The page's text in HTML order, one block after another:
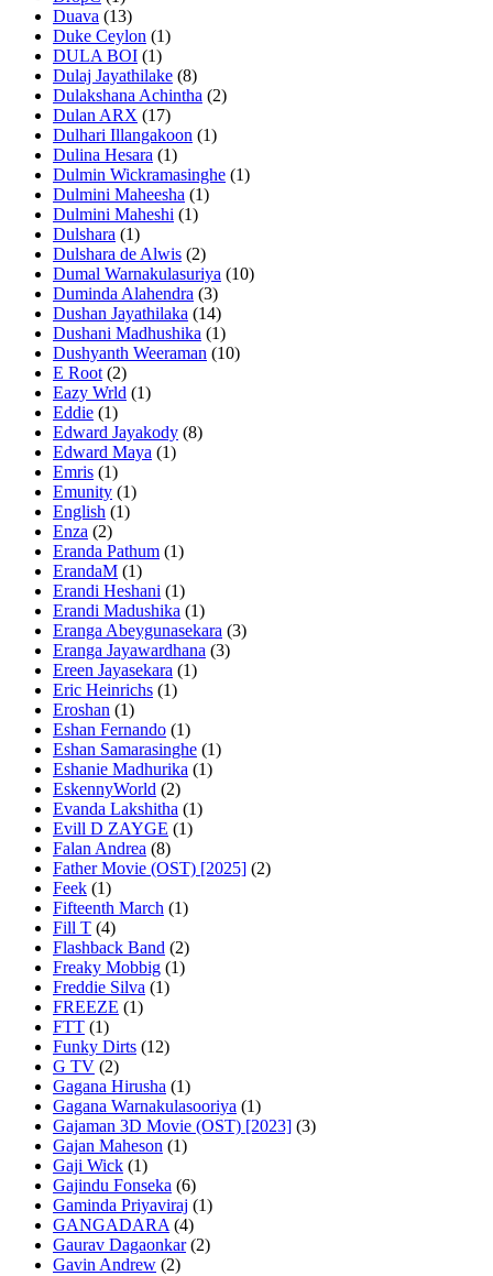
Duava (13)
Duke Ceylon (1)
DULA BOI (1)
Dulaj Jayathilake (8)
Dulakshana Achintha (2)
Dulan ARX (17)
Dulhari Illangakoon (1)
Dulina Hesara (1)
Dulmin Wickramasinghe (1)
Dulmini Maheesha (1)
Dulmini Maheshi (1)
Dulshara (1)
Dulshara de Alwis (2)
Dumal Warnakulasuriya (10)
Duminda Alahendra (3)
Dushan Jayathilaka (14)
Dushani Madhushika (1)
Dushyanth Weeraman (10)
E Root (2)
Eazy Wrld (1)
Eddie (1)
Edward Jayakody (8)
Edward Maya (1)
Emris (1)
Emunity (1)
English (1)
Enza (2)
Eranda Pathum (1)
ErandaM (1)
Erandi Heshani (1)
Erandi Madushika (1)
Eranga Abeygunasekara (3)
Eranga Jayawardhana (3)
Ereen Jayasekara (1)
Eric Heinrichs (1)
Eroshan (1)
Eshan Fernando (1)
Eshan Samarasinghe (1)
Eshanie Madhurika (1)
EskennyWorld (2)
Evanda Lakshitha (1)
Evill D ZAYGE (1)
Falan Andrea (8)
Father Movie (OST) [2025] (2)
Feek (1)
Fifteenth March (1)
Fill T (4)
Flashback Band (2)
Freaky Mobbig (1)
Freddie Silva (1)
FREEZE (1)
FTT (1)
Funky Dirts (12)
G TV (2)
Gagana Hirusha (1)
Gagana Warnakulasooriya (1)
Gajaman 3D Movie (OST) [2023] (3)
Gajan Maheson (1)
Gaji Wick (1)
Gajindu Fonseka (6)
Gaminda Priyaviraj (1)
GANGADARA (4)
Gaurav Dagaonkar(2)
Gavin Andrew (2)